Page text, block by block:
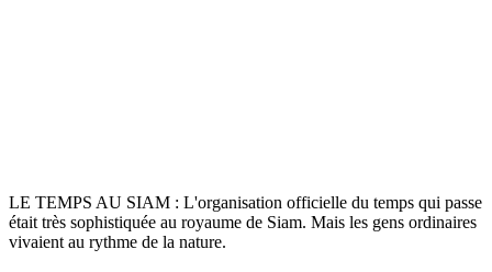
LE TEMPS AU SIAM : L'organisation officielle du temps qui passe
était très sophistiquée au royaume de Siam. Mais les gens ordinaires
vivaient au rythme de la nature.